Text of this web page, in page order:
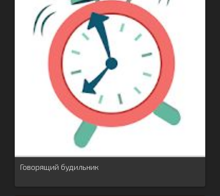
Говорящий будильник